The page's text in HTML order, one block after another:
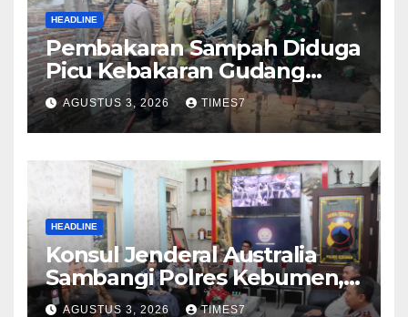
HEADLINE
Pembakaran Sampah Diduga
Picu Kebakaran Gudang
Furniture di Kebumen
AGUSTUS 3, 2026 TIMES7
HEADLINE
Konsul Jenderal Australia
Sambangi Polres Kebumen,
Pererat Silaturahmi
AGUSTUS 3, 2026 TIMES7